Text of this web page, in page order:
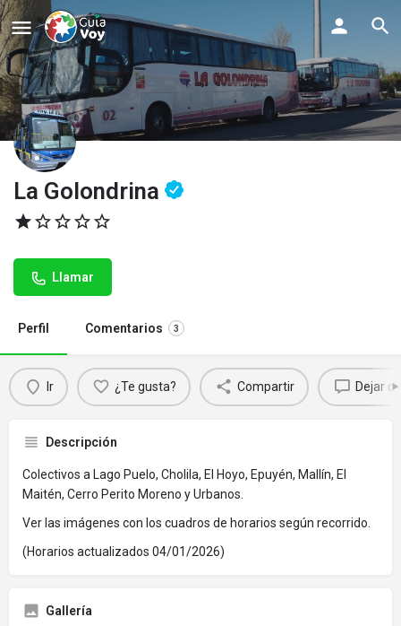
La Golondrina
Llamar
Perfil Comentarios 3
Ir ¿Te gusta? Compartir Dejar
Descripción
Colectivos a Lago Puelo, Cholila, El Hoyo, Epuyén, Mallín, El
Maitén, Cerro Perito Moreno y Urbanos.
Ver las imágenes con los cuadros de horarios según recorrido.
(Horarios actualizados 04/01/2026)
Gallería